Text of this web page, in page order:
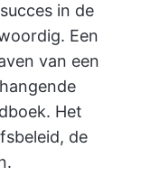
in de
Een
van een
Het
de